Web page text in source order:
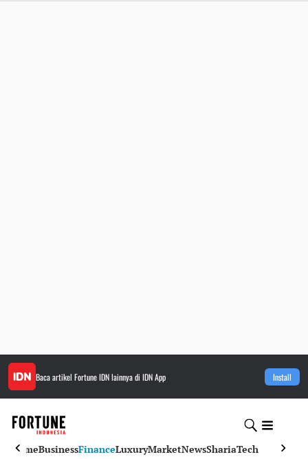
Baca artikel Fortune IDNlainnya di IDN App Install
HomeBusinessFinanceLuxuryMarketNewsShariaTech